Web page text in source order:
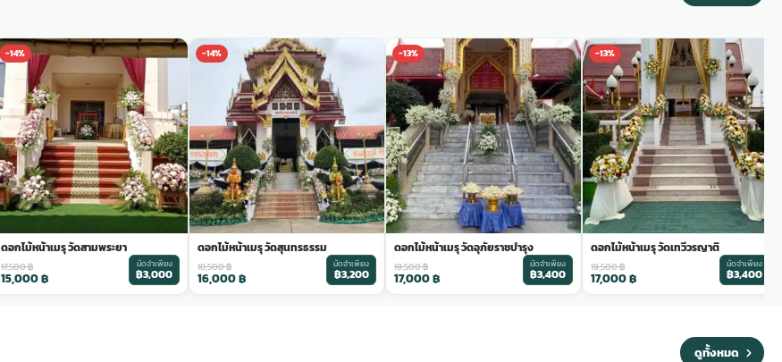
-14%
ดอกไม้หน้าเมรุ วัดสามพระยา
17,500฿
15,000฿
มัดจำเพียง
฿3,000
-14%
ดอกไม้หน้าเมรุ วัดสุนทรธรรม
18,500฿
16,000฿
มัดจำเพียง
฿3,200
-13%
ดอกไม้หน้าเมรุ วัดอุภัยราชบำรุง
19,500฿
17,000฿
มัดจำเพียง
฿3,400
-13%
ดอกไม้หน้าเมรุ วัดเทวีวรญาติ
19,500฿
17,000฿
มัดจำเพียง
฿3,400
ดูทั้งหมด